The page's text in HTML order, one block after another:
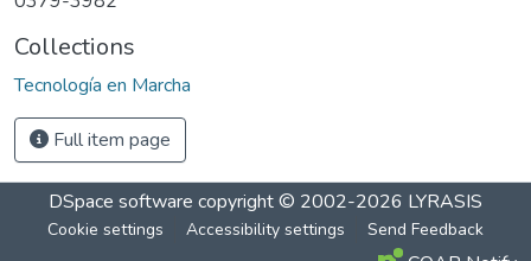
Collections
Tecnología en Marcha
Full item page
DSpace software copyright © 2002-2026 LYRASIS
Cookie settings Accessibility settings Send Feedback